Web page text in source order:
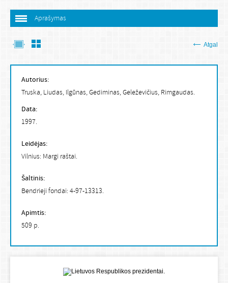
Aprašymas
Atgal
Autorius:
Truska, Liudas, Ilgūnas, Gediminas, Geleževičius, Rimgaudas.
Data:
1997.
Leidėjas:
Vilnius: Margi raštai.
Šaltinis:
Bendrieji fondai: 4-97-13313.
Apimtis:
509 p.